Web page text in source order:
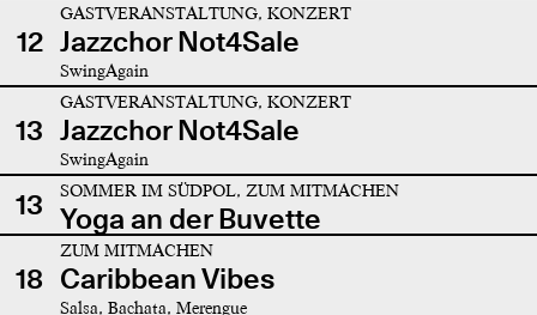
12
GASTVERANSTALTUNG, KONZERT
Jazzchor Not4Sale
SwingAgain
13
GASTVERANSTALTUNG, KONZERT
Jazzchor Not4Sale
SwingAgain
13 SOMMER IM SÜDPOL, ZUM MITMACHEN
Yoga an der Buvette
18
ZUM MITMACHEN
Caribbean Vibes
Salsa, Bachata, Merengue